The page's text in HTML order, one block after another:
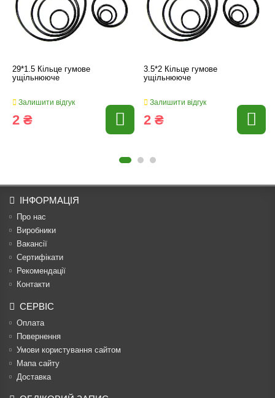
29*1.5 Кільце гумове
ущільнююче
Залишити відгук
2 ₴
3.5*2 Кільце гумове
ущільнююче
Залишити відгук
2 ₴
ІНФОРМАЦІЯ
Про нас
Виробники
Вакансії
Сертифікати
Рекомендації
Контакти
СЕРВІС
Оплата
Повернення
Умови користування сайтом
Мапа сайту
Доставка